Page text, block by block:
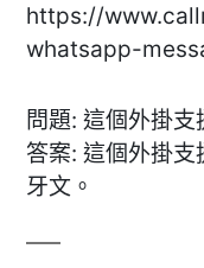
https://
whatsapp-
問題: 這個外掛支
答案: 這個外掛
牙文。